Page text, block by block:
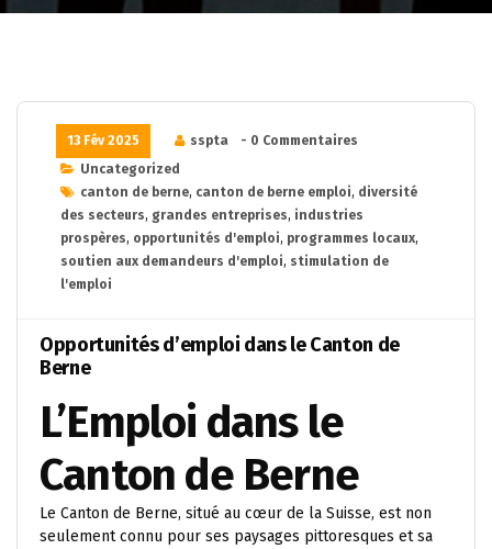
13 Fév 2025 sspta
- 0 Commentaires
Uncategorized
canton de berne, canton de berne emploi, diversité
des secteurs, grandes entreprises, industries
prospères, opportunités d'emploi, programmes locaux,
soutien aux demandeurs d'emploi, stimulation de
l'emploi
Opportunités d’emploi dans le Canton de
Berne
L’Emploi dans le
Canton de Berne
Le Canton de Berne, situé au cœur de la Suisse, est non
seulement connu pour ses paysages pittoresques et sa